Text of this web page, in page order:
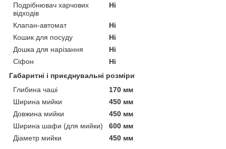
Подрібнювач харчових
відходів
Ні
Клапан-автомат
Ні
Кошик для посуду
Ні
Дошка для нарізання
Ні
Сіфон
Ні
Габаритні і приєднувальні розміри
Глибина чаші
170 мм
Ширина мийки
450 мм
Довжина мийки
450 мм
Ширина шафи (для мийки)
600 мм
Діаметр мийки
450 мм